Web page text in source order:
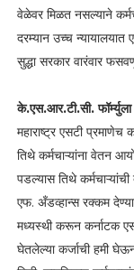
वेळेवर मिळत नसल्याने
दरम्यान उच्च
सुद्धा सरकार वारंवार
के.एस.आर.टी.सी.
महाराष्ट्र एसटी
तिथे कर्मचाऱ्यांना वेतन
पडल्यास तिथे
एफ. अँडव्हान्स रक्कम
मध्यस्थी करून कर्नाटक
घेतलेल्या कर्जाची हमी